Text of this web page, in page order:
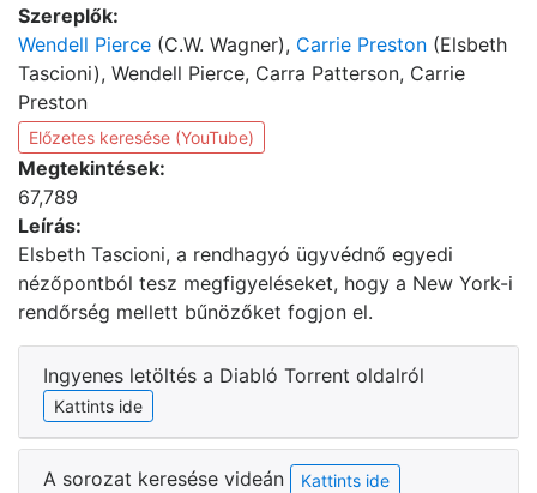
Szereplők:
Wendell Pierce (C.W. Wagner), Carrie Preston (Elsbeth
Tascioni), Wendell Pierce, Carra Patterson, Carrie
Preston
Előzetes keresése (YouTube)
Megtekintések:
67,789
Leírás:
Elsbeth Tascioni, a rendhagyó ügyvédnő egyedi
nézőpontból tesz megfigyeléseket, hogy a New York-i
rendőrség mellett bűnözőket fogjon el.
Ingyenes letöltés a Diabló Torrent oldalról
Kattints ide
A sorozat keresése videán Kattints ide